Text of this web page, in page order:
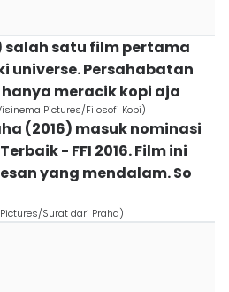
salah satu film pertama
universe. Persahabatan
meracik kopi aja
Pictures/Filosofi Kopi)
(2016) masuk nominasi
- FFI 2016. Film ini
yang mendalam. So
Surat dari Praha)